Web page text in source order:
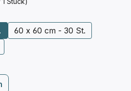
60 x 60 cm - 30 St.